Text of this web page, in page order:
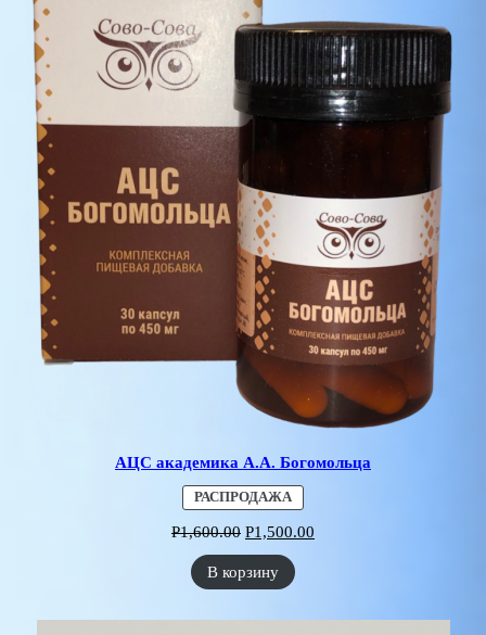
АЦС академика А.А. Богомольца
РАСПРОДАЖАПРОДАВАЕМЫЙ
ТОВАР
Р1,600.00 Р1,500.00
В корзину